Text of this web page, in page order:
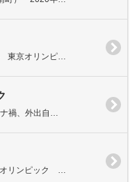
東京オリンピ…
禍、外出自…
リンピック …